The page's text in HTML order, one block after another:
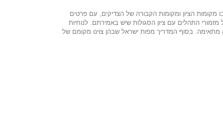
הציון ומקומות הקבורה של הצדיקים, עם פרטים
התהלים עם ציון הסגולות שיש באמירתם. לנוחיות
בסוף המדריך מפות ישראל שבהן צוינו מקומם של